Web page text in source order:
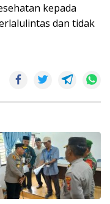
kepada
dan tidak